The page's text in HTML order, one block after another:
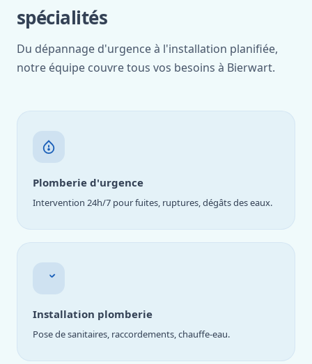
spécialités
Du dépannage d'urgence à l'installation planifiée,
notre équipe couvre tous vos besoins à Bierwart.
Plomberie d'urgence
Intervention 24h/7 pour fuites, ruptures, dégâts des eaux.
Installation plomberie
Pose de sanitaires, raccordements, chauffe-eau.